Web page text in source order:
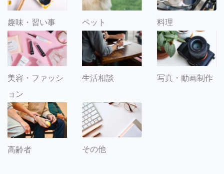
趣味・習い事 ペット 料理
美容・ファッシ
ョン
生活相談 写真・動画制作
高齢者 その他